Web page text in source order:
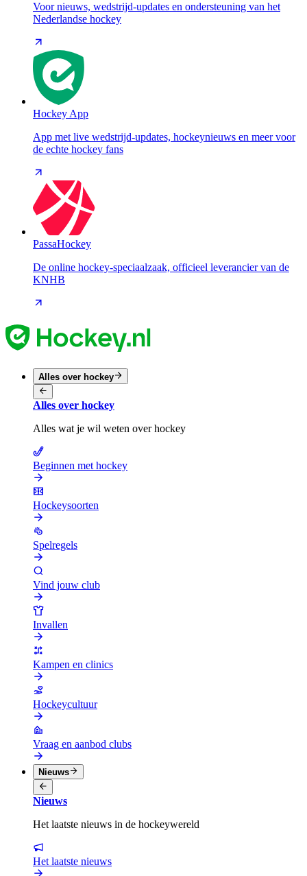
Voor nieuws, wedstrijd-updates en ondersteuning van het
Nederlandse hockey
Hockey App
App met live wedstrijd-updates, hockeynieuws en meer voor
de echte hockey fans
PassaHockey
De online hockey-speciaalzaak, officieel leverancier van de
KNHB
Alles over hockey
Alles over hockey
Alles wat je wil weten over hockey
Beginnen met hockey
Hockeysoorten
Spelregels
Vind jouw club
Invallen
Kampen en clinics
Hockeycultuur
Vraag en aanbod clubs
Nieuws
Nieuws
Het laatste nieuws in de hockeywereld
Het laatste nieuws